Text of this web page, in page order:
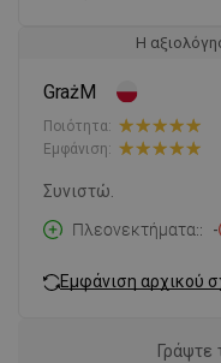
Η
GrażM
Ποιότητα:
Εμφάνιση:
Συνιστώ.
Πλεονεκτήματα:
-
Εμφάνιση αρχικού
Γράψτε